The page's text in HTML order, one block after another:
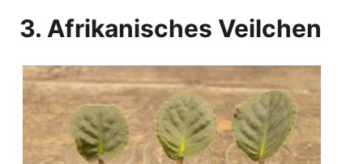
3. Afrikanisches Veilchen